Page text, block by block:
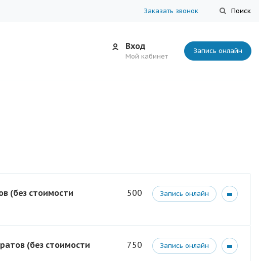
Поиск
Заказать звонок
Запись онлайн
Вход
Мой кабинет
Запись онлайн
500
(без стоимости
Запись онлайн
750
(без стоимости